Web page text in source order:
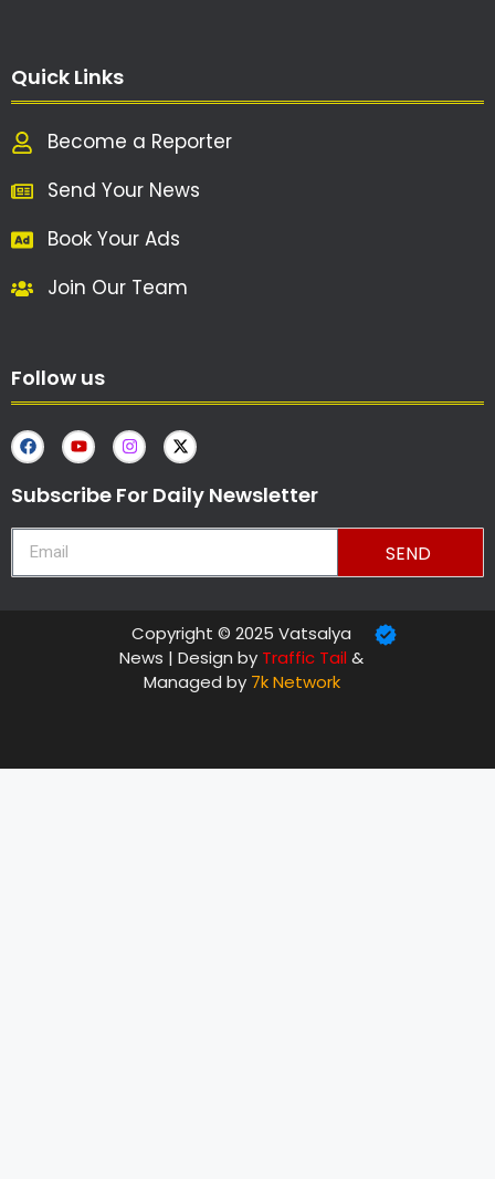
Quick Links
Become a Reporter
Send Your News
Book Your Ads
Join Our Team
Follow us
Subscribe For Daily Newsletter
SEND
Copyright © 2025 Vatsalya
News | Design by Traffic Tail&
Managed by 7k Network